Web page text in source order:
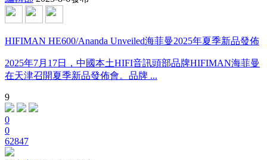
HIFIMAN HE600/Ananda Unveiled海菲曼2025年夏季新品發佈
2025年7月17日，中國本土HIFI音訊頭部品牌HIFIMAN海菲曼
在天津召開夏季新品發佈會。品牌 ...
9
0
0
62847